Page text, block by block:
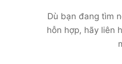
Dù bạn đang tìm
hỗn hợp, hãy liên